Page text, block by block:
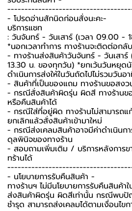
-️ โปรดอ่านสักนิดก่อนสั่งนะคะ-️
บริการแชท
: วันจันทร์ - วันเสาร์ (เวลา 09.00 -
*นอกเวลาทำการ ทางร้านจะติดต่อกลั
- ทางร้านส่งสินค้าวันจันทร์ - วันเสาร์
13.30 น. ของทุกวัน) *ยกเว้นวันหยุด
ดำเนินการส่งให้ในวันถัดไปไม่รวมวันอ
- สินค้าที่เป็นของแถม ทางร้านขอสง
- กรณีสั่งสินค้าผิดรุ่น ผิดสี ทางร้านข
หรือคืนสินค้าได้
- กรณีใส่ที่อยู่ผิด ทางร้านไม่สามารถแ
ยกเลิกแล้วสั่งสินค้าเข้ามาใหม่
- กรณีส่งเคลมสินค้าอาจมีค่าดำเนินก
ดุลพินิจของทางร้าน
- สอบถามเพิ่มเติม / บริการหลังการ
ทร้านได้
-️ นโยบายการรับคืนสินค้า -️
ทางร้านฯ ไม่มีนโยบายการรับคืนสินค้
ส่งสินค้าผิดรุ่น ผิดสีเท่านั้น กรณีพบปั
ชำรุด สามารถส่งเคลมได้ตามเงื่อนไขก